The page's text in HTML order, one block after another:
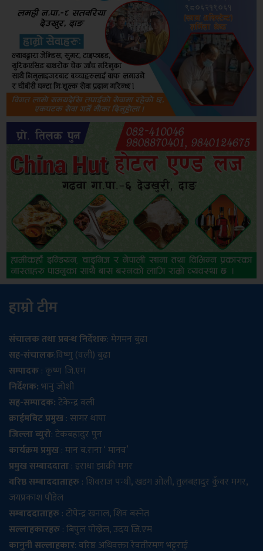
हाम्रो टीम
संचालक तथा प्रबन्ध निर्देशक: मेगमन बुढा
सह-संचालक:विष्णु (वली) बुढा
सम्पादक: कृष्ण जि.एम
निर्देशक:भानु जोशी
सह-सम्पादक:टेकेन्द्र वली
क्राईमबिट प्रमुख: सागर थापा
जिल्ला ब्युरो: टेकबहादुर पुन
कार्यक्रम प्रमुख: मान ब.राना ‘ मानव’
प्रमुख सम्बाददाता: इराधा झाक्री मगर
वरिष्ठ सम्बाददाताहरु: शिवराज पन्थी, खडग ओली, तुलबहादुर कुँवर मगर,
जयप्रकाश पौडेल
सम्बाददाताहरु: टोपेन्द्र खनाल, शिव बस्नेत
सल्लाहकारहरु: बिपुल पोख्रेल, उदय जि.एम
कानुनी सल्लाहकार: वरिष्ठ अधिवक्ता रेवतीरमण भट्टराई